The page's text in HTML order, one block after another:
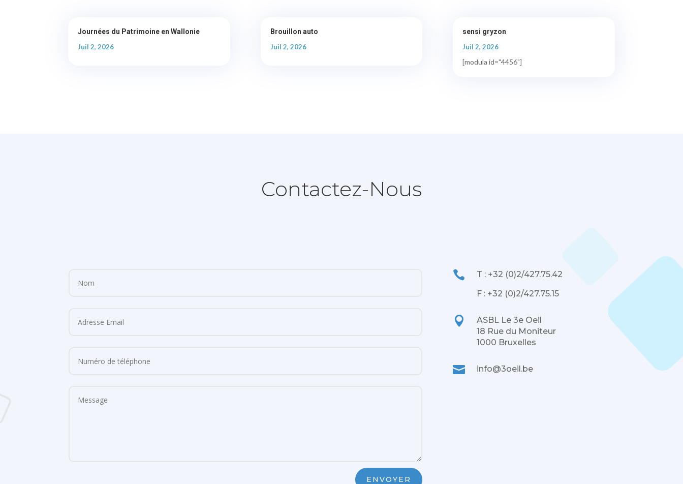
Journées du Patrimoine en Wallonie
Juil 2, 2026
Brouillon auto
Juil 2, 2026
sensi gryzon
Juil 2, 2026
[modula id="4456"]
Contactez-Nous
ENVOYER

T : +32 (0)2/427.75.42
F : +32 (0)2/427.75.15

ASBL Le 3e Oeil
18 Rue du Moniteur
1000 Bruxelles
 info@3oeil.be